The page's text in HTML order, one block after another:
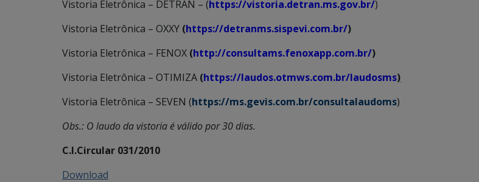
Vistoria Eletrônica – DETRAN – (https://vistoria.detran.ms.gov.br/)
Vistoria Eletrônica – OXXY (https://detranms.sispevi.com.br/)
Vistoria Eletrônica – FENOX (http://consultams.fenoxapp.com.br/)
Vistoria Eletrônica – OTIMIZA (https://laudos.otmws.com.br/laudosms)
Vistoria Eletrônica – SEVEN (https://ms.gevis.com.br/consultalaudoms)
Obs.: O laudo da vistoria é válido por 30 dias.
C.I.Circular 031/2010
Download